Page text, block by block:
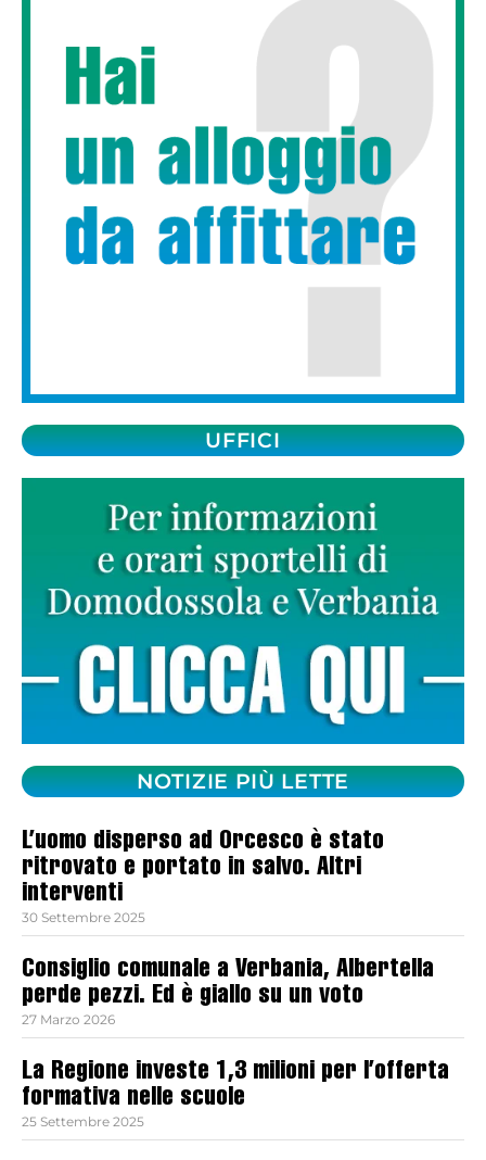
UFFICI
NOTIZIE PIÙ LETTE
L’uomo disperso ad Orcesco è stato
ritrovato e portato in salvo. Altri
interventi
30 Settembre 2025
Consiglio comunale a Verbania, Albertella
perde pezzi. Ed è giallo su un voto
27 Marzo 2026
La Regione investe 1,3 milioni per l’offerta
formativa nelle scuole
25 Settembre 2025